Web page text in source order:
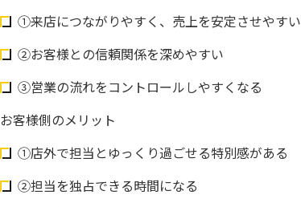
①来店につながりやすく、売上を安定させやすい
②お客様との信頼関係を深めやすい
③営業の流れをコントロールしやすくなる
お客様側のメリット
①店外で担当とゆっくり過ごせる特別感がある
②担当を独占できる時間になる